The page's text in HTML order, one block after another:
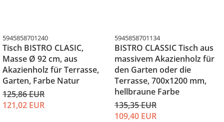
5945858701240
Tisch BISTRO CLASIC,
Masse Ø 92 cm, aus
Akazienholz für Terrasse,
Garten, Farbe Natur
125,86 EUR
121,02 EUR
5945858701134
BISTRO CLASSIC Tisch aus
massivem Akazienholz für
den Garten oder die
Terrasse, 700x1200 mm,
hellbraune Farbe
135,35 EUR
109,40 EUR